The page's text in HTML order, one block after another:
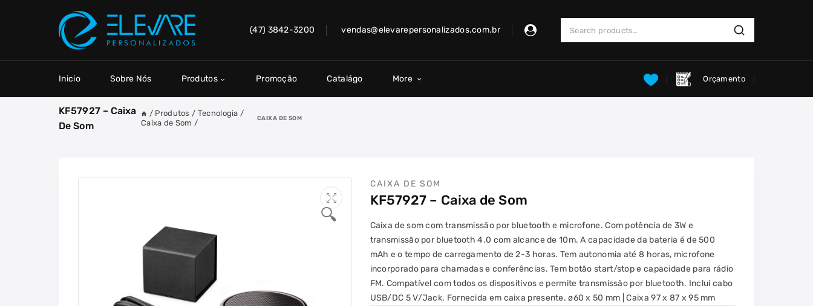
(47) 3842-3200 vendas@elevarepersonalizados.com.br Search
Inicio Sobre Nós Produtos Promoção Catalágo More Orçamento
KF57927 – Caixa
De Som
/ Produtos / Tecnologia /
Caixa de Som /
CAIXA DE SOM
🔍
CAIXA DE SOM
KF57927 – Caixa de Som
Caixa de som com transmissão por bluetooth e microfone. Com potência de 3W e
transmissão por bluetooth 4.0 com alcance de 10m. A capacidade da bateria é de 500
mAh e o tempo de carregamento de 2-3 horas. Tem autonomia até 8 horas, microfone
incorporado para chamadas e conferências. Tem botão start/stop e capacidade para rádio
FM. Compatível com todos os dispositivos e permite transmissão por bluetooth. Inclui cabo
USB/DC 5 V/Jack. Fornecida em caixa presente. ø60 x 50 mm | Caixa 97 x 87 x 95 mm